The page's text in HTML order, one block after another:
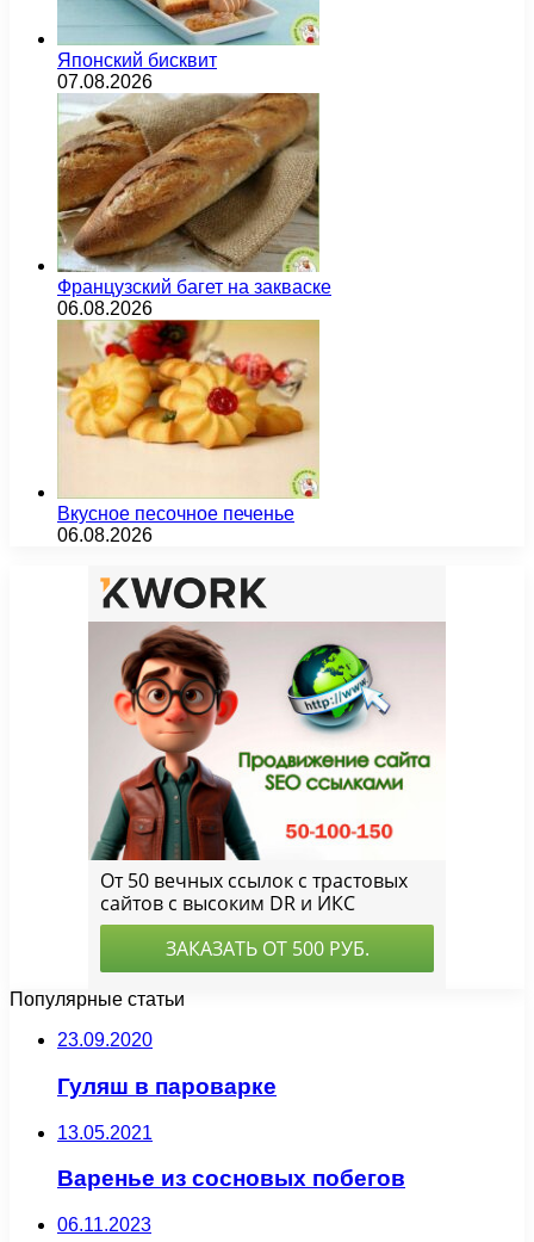
Японский бисквит
07.08.2026
Французский багет на закваске
06.08.2026
Вкусное песочное печенье
06.08.2026
Популярные статьи
23.09.2020
Гуляш в пароварке
13.05.2021
Варенье из сосновых побегов
06.11.2023